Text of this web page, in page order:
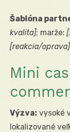
Šablóna
kvalita]; marže:
[reakcia/oprava]
Mini
Výzva: vysoké
lokalizované